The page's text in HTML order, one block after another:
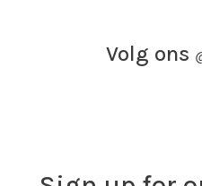
Volg ons